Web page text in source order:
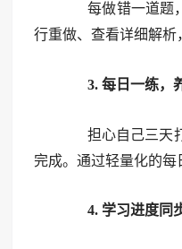
每做错一道题，
行重做、查看详细解析
3. 每日一练，
担心自己三天打
完成。通过轻量化的每
4. 学习进度同